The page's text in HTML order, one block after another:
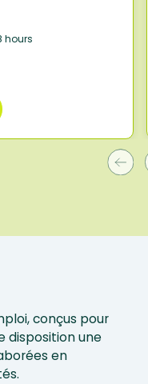
hours
conçus pour
disposition une
en